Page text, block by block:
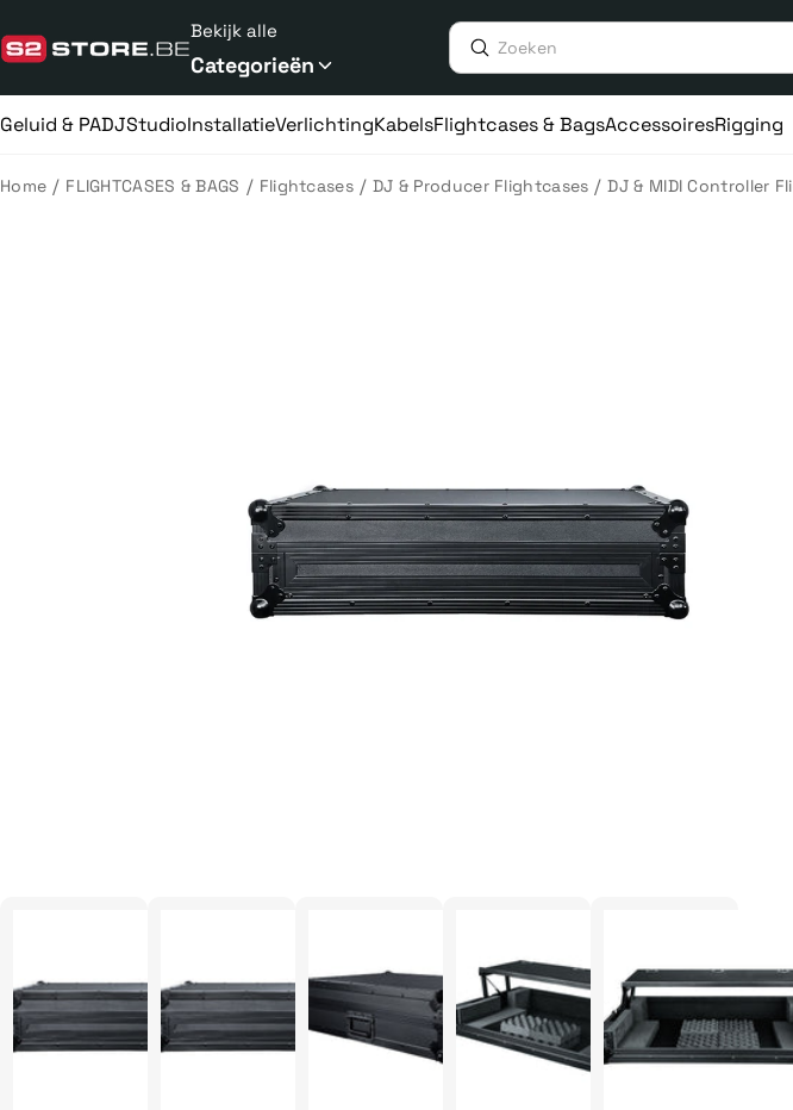
naar
de
Bekijk alle
Categorieën
Geluid & PADJStudioInstallatieVerlichtingKabelsFlightcases & BagsAccessoiresRigging
Home / FLIGHTCASES & BAGS / Flightcases / DJ & Producer Flightcases / DJ & MIDI Controller